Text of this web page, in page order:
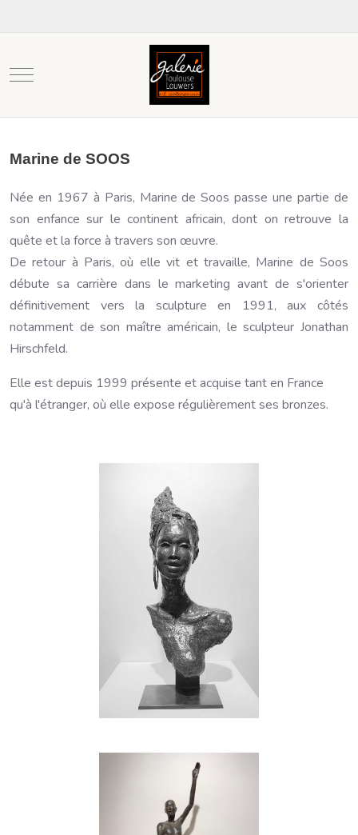
Mobile Menu Toggle
Marine de SOOS
Née en 1967 à Paris, Marine de Soos passe une partie de
son enfance sur le continent africain, dont on retrouve la
quête et la force à travers son œuvre.
De retour à Paris, où elle vit et travaille, Marine de Soos
débute sa carrière dans le marketing avant de s'orienter
définitivement vers la sculpture en 1991, aux côtés
notamment de son maître américain, le sculpteur Jonathan
Hirschfeld.
Elle est depuis 1999 présente et acquise tant en France
qu'à l'étranger, où elle expose régulièrement ses bronzes.